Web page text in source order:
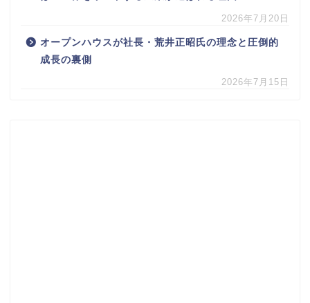
2026年7月20日
オープンハウスが社長・荒井正昭氏の理念と圧倒的
成長の裏側
2026年7月15日